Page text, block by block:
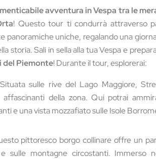
avventura in Vespa tra le
! Questo tour ti condurrà attraverso
panoramiche uniche, regalando una
storia. Sali in sella alla tua Vespa e
del Piemonte! Durante il tour, esplorerai:
sulle rive del Lago Maggiore,
della zona. Qui potrai
e una vista mozzafiato sulle Isole
pittoresco borgo collinare offre un
sulle montagne circostanti. Immerso